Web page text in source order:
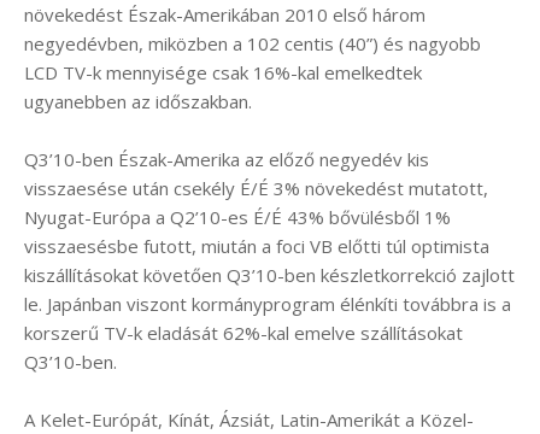
növekedést Észak-Amerikában 2010 első három
negyedévben, miközben a 102 centis (40”) és nagyobb
LCD TV-k mennyisége csak 16%-kal emelkedtek
ugyanebben az időszakban.
Q3’10-ben Észak-Amerika az előző negyedév kis
visszaesése után csekély É/É 3% növekedést mutatott,
Nyugat-Európa a Q2’10-es É/É 43% bővülésből 1%
visszaesésbe futott, miután a foci VB előtti túl optimista
kiszállításokat követően Q3’10-ben készletkorrekció zajlott
le. Japánban viszont kormányprogram élénkíti továbbra is a
korszerű TV-k eladását 62%-kal emelve szállításokat
Q3’10-ben.
A Kelet-Európát, Kínát, Ázsiát, Latin-Amerikát a Közel-